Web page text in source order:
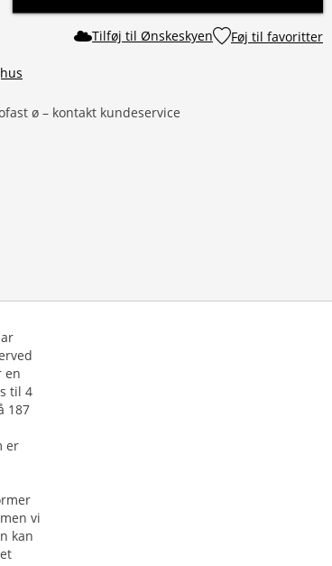
Tilføj til Ønskeskyen Føj til favoritter
ø – kontakt kundeservice
en
til 4
187
er
vi
kan